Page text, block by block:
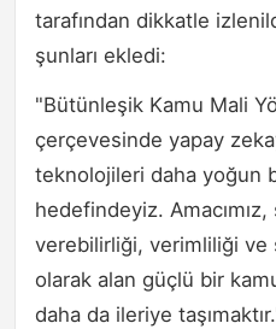
tarafından dikkatle
şunları ekledi:
"Bütünleşik Kamu Mali
çerçevesinde yapay
teknolojileri daha yoğun
hedefindeyiz. Amacımız,
verebilirliği, verimliliği
olarak alan güçlü bir
daha da ileriye